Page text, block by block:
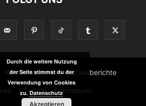
Konzertberichte Festivalberichte
Lifestyle Impressum
Durch die weitere Nutzung
der Seite stimmst du der
Verwendung von Cookies
zu.Datenschutz
Akzeptieren